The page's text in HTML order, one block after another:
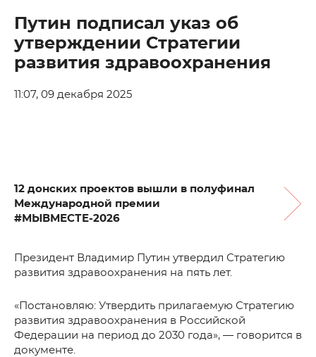
Путин подписал указ об
утверждении Стратегии
развития здравоохранения
11:07, 09 декабря 2025
12 донских проектов вышли в полуфинал
Международной премии
#МЫВМЕСТЕ-2026
Президент Владимир Путин утвердил Стратегию
развития здравоохранения на пять лет.
«Постановляю: Утвердить прилагаемую Стратегию
развития здравоохранения в Российской
Федерации на период до 2030 года», — говорится в
документе.